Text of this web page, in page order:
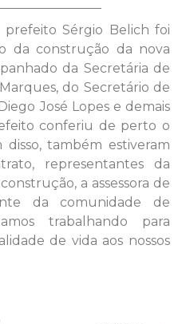
Sérgio Belich foi
da construção da nova
da Secretária de
do Secretário de
José Lopes e demais
conferiu de perto o
também estiveram
representantes da
a assessora de
da comunidade de
trabalhando para
de vida aos nossos